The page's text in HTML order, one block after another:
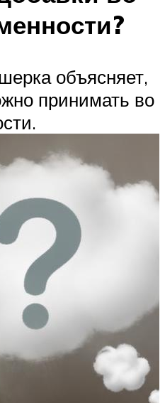
объясняет,
принимать во